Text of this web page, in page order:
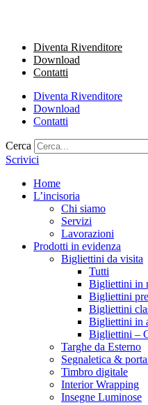
Diventa Rivenditore
Download
Contatti
Diventa Rivenditore
Download
Contatti
Cerca
Scrivici
Home
L’incisoria
Chi siamo
Servizi
Lavorazioni
Prodotti in evidenza
Bigliettini da visita
Tutti
Bigliettini in
Bigliettini
Bigliettini
Bigliettini in
Bigliettini –
Targhe da Esterno
Segnaletica &
Timbro digitale
Interior Wrapping
Insegne Luminose